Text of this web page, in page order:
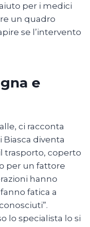
per i medici
un quadro
se l’intervento
e
ci racconta
Biasca diventa
trasporto, coperto
per un fattore
hanno
fatica a
lo specialista lo si